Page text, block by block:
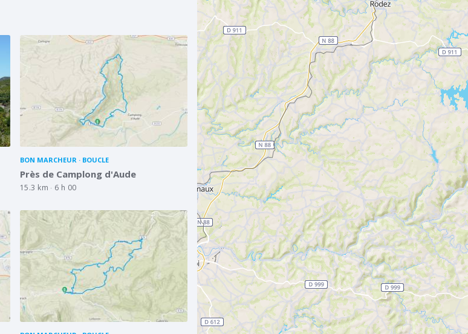
BON MARCHEUR BOUCLE
Près de Camplong d'Aude
15.3 km 6 h 00